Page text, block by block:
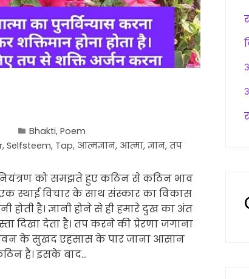
Bhakti, Poem
, Selfsteem, Tap, आत्मज्ञान, आत्मा, ज्ञान, तप
को समझते हुए कठिन से कठिन भाव
स्थाई विचार के साथ संस्कार का विकास
है। ज्ञानी होने से ही हमारे दुख का अंत
दिखा देता है। तप करने की प्रेरणा जगाना
के सुखद एहसास के पार जाना आसान
है। इसके बाद…